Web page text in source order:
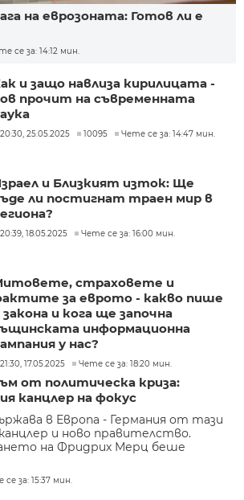
на еврозоната: Готов ли е
се за: 14:12 мин.
и защо навлиза кирилицата -
прочит на съвременната
20:30, 25.05.2025 10095 Чете се за: 14:47 мин.
и Близкият изток: Ще
ли постигнат траен мир в
20:39, 18.05.2025 Чете се за: 16:00 мин.
страховете и
за еврото - какво пише
закона и кога ще започна
информационна
у нас?
21:30, 17.05.2025 Чете се за: 18:20 мин.
от политическа криза:
канцлер на фокус
в Европа - Германия от тази
и ново правителство.
на Фридрих Мерц беше
се за: 15:37 мин.